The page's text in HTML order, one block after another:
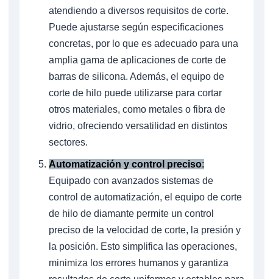
atendiendo a diversos requisitos de corte.
Puede ajustarse según especificaciones
concretas, por lo que es adecuado para una
amplia gama de aplicaciones de corte de
barras de silicona. Además, el equipo de
corte de hilo puede utilizarse para cortar
otros materiales, como metales o fibra de
vidrio, ofreciendo versatilidad en distintos
sectores.
Automatización y control preciso:
Equipado con avanzados sistemas de
control de automatización, el equipo de corte
de hilo de diamante permite un control
preciso de la velocidad de corte, la presión y
la posición. Esto simplifica las operaciones,
minimiza los errores humanos y garantiza